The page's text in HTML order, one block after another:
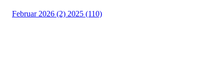
Februar 2026 (2) 2025 (110)